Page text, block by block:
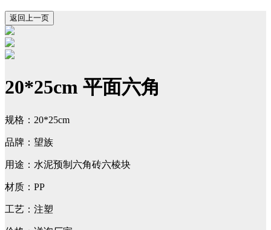
20*25cm 平面六角
规格：20*25cm
品牌：望族
用途：水泥预制六角砖六棱块
材质：PP
工艺：注塑